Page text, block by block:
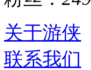
关于游侠
联系我们